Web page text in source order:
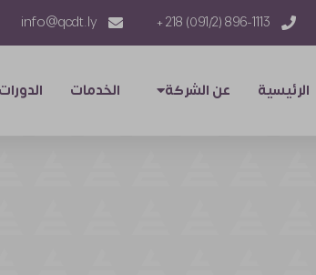
896-1113 (091/2) 218 +
info@qcdt.ly
الرئيسية عن الشركة الخدمات الدورات